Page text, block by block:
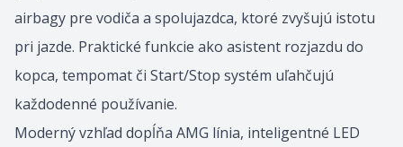
airbagy pre vodiča a spolujazdca, ktoré zvyšujú istotu
pri jazde. Praktické funkcie ako asistent rozjazdu do
kopca, tempomat či Start/Stop systém uľahčujú
každodenné používanie.
Moderný vzhľad dopĺňa AMG línia, inteligentné LED